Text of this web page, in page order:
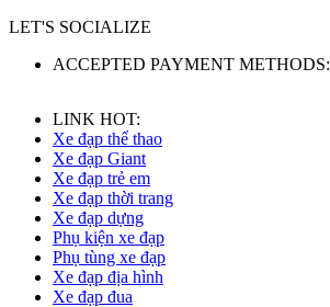
LET'S SOCIALIZE
ACCEPTED PAYMENT METHODS:
LINK HOT:
Xe đạp thể thao
Xe đạp Giant
Xe đạp trẻ em
Xe đạp thời trang
Xe đạp dựng
Phụ kiện xe đạp
Phụ tùng xe đạp
Xe đạp địa hình
Xe đạp đua